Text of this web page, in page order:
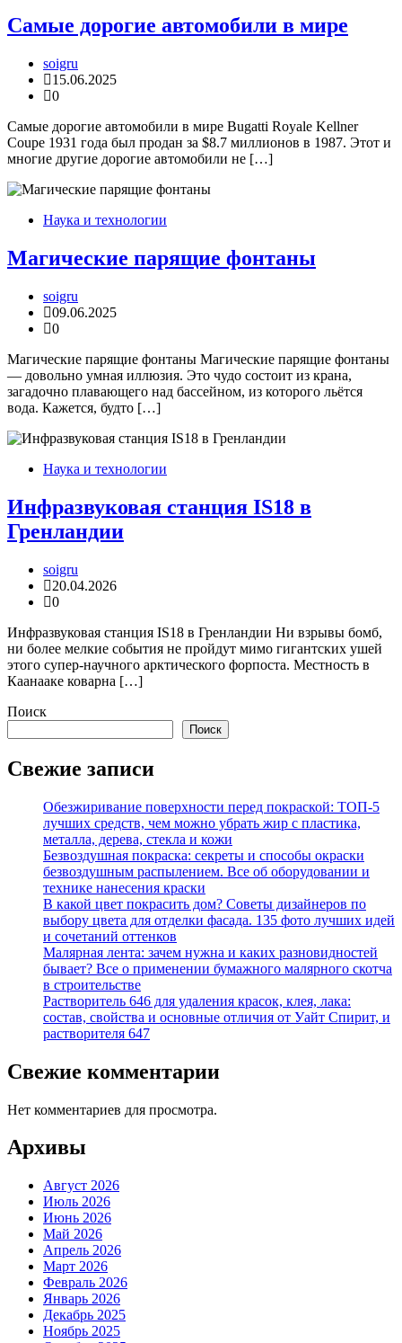
Самые дорогие автомобили в мире
soigru
15.06.2025
0
Самые дорогие автомобили в мире Bugatti Royale Kellner
Coupe 1931 года был продан за $8.7 миллионов в 1987. Этот и
многие другие дорогие автомобили не […]
Наука и технологии
Магические парящие фонтаны
soigru
09.06.2025
0
Магические парящие фонтаны Магические парящие фонтаны
— довольно умная иллюзия. Это чудо состоит из крана,
загадочно плавающего над бассейном, из которого льётся
вода. Кажется, будто […]
Наука и технологии
Инфразвуковая станция IS18 в
Гренландии
soigru
20.04.2026
0
Инфразвуковая станция IS18 в Гренландии Ни взрывы бомб,
ни более мелкие события не пройдут мимо гигантских ушей
этого супер-научного арктического форпоста. Местность в
Каанааке коварна […]
Поиск
Поиск
Свежие записи
Обезжиривание поверхности перед покраской: ТОП-5
лучших средств, чем можно убрать жир с пластика,
металла, дерева, стекла и кожи
Безвоздушная покраска: секреты и способы окраски
безвоздушным распылением. Все об оборудовании и
технике нанесения краски
В какой цвет покрасить дом? Советы дизайнеров по
выбору цвета для отделки фасада. 135 фото лучших идей
и сочетаний оттенков
Малярная лента: зачем нужна и каких разновидностей
бывает? Все о применении бумажного малярного скотча
в строительстве
Растворитель 646 для удаления красок, клея, лака:
состав, свойства и основные отличия от Уайт Спирит, и
растворителя 647
Свежие комментарии
Нет комментариев для просмотра.
Архивы
Август 2026
Июль 2026
Июнь 2026
Май 2026
Апрель 2026
Март 2026
Февраль 2026
Январь 2026
Декабрь 2025
Ноябрь 2025